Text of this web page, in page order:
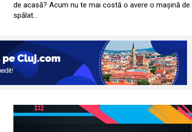
de acasă? Acum nu te mai costă o avere o mașină de
spălat…